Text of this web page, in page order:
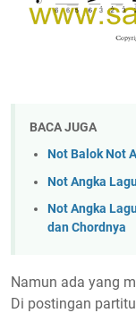
BACA JUGA
Not Balok Not
Not Angka
Not Angka
dan Chordnya
Namun ada yang
Di postingan